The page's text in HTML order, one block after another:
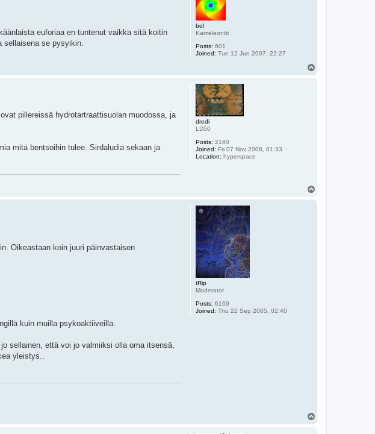
bol
Kameleontti
Posts: 601
Joined: Tue 12 Jun 2007, 22:27
euforiaa en tuntenut vaikka sitä koitin
sellaisena se pysyikin.
dredi
LD50
Posts: 2160
Joined: Fri 07 Nov 2008, 01:33
Location: hyperspace
pillereissä hydrotartraattisuolan muodossa, ja
mitä bentsoihin tulee. Sirdaludia sekaan ja
tRip
Moderator
Posts: 6169
Joined: Thu 22 Sep 2005, 02:40
Oikeastaan koin juuri päinvastaisen
kuin muilla psykoaktiiveilla.
sellainen, että voi jo valmiiksi olla oma itsensä,
yleistys..